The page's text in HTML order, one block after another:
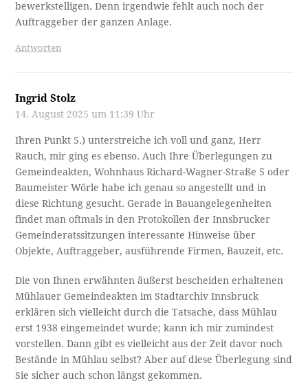
bewerkstelligen. Denn irgendwie fehlt auch noch der
Auftraggeber der ganzen Anlage.
Antworten
Ingrid Stolz
14. August 2025 um 11:39 Uhr
Ihren Punkt 5.) unterstreiche ich voll und ganz, Herr
Rauch, mir ging es ebenso. Auch Ihre Überlegungen zu
Gemeindeakten, Wohnhaus Richard-Wagner-Straße 5 oder
Baumeister Wörle habe ich genau so angestellt und in
diese Richtung gesucht. Gerade in Bauangelegenheiten
findet man oftmals in den Protokollen der Innsbrucker
Gemeinderatssitzungen interessante Hinweise über
Objekte, Auftraggeber, ausführende Firmen, Bauzeit, etc.
Die von Ihnen erwähnten äußerst bescheiden erhaltenen
Mühlauer Gemeindeakten im Stadtarchiv Innsbruck
erklären sich vielleicht durch die Tatsache, dass Mühlau
erst 1938 eingemeindet wurde; kann ich mir zumindest
vorstellen. Dann gibt es vielleicht aus der Zeit davor noch
Bestände in Mühlau selbst? Aber auf diese Überlegung sind
Sie sicher auch schon längst gekommen.